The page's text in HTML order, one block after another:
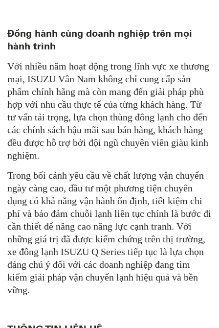
Đồng hành cùng doanh nghiệp trên mọi
hành trình
Với nhiều năm hoạt động trong lĩnh vực xe thương
mại, ISUZU Vân Nam không chỉ cung cấp sản
phẩm chính hãng mà còn mang đến giải pháp phù
hợp với nhu cầu thực tế của từng khách hàng. Từ
tư vấn tải trọng, lựa chọn thùng đông lạnh cho đến
các chính sách hậu mãi sau bán hàng, khách hàng
đều được hỗ trợ bởi đội ngũ chuyên viên giàu kinh
nghiệm.
Trong bối cảnh yêu cầu về chất lượng vận chuyển
ngày càng cao, đầu tư một phương tiện chuyên
dụng có khả năng vận hành ổn định, tiết kiệm chi
phí và bảo đảm chuỗi lạnh liên tục chính là bước đi
cần thiết để nâng cao năng lực cạnh tranh. Với
những giá trị đã được kiểm chứng trên thị trường,
xe đông lạnh ISUZU Q Series tiếp tục là lựa chọn
đáng chú ý đối với các doanh nghiệp đang tìm
kiếm giải pháp vận chuyển lạnh hiệu quả và bền
vững.